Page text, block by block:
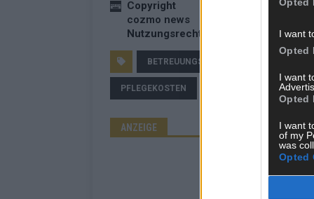
I want
Opted
I want
Opted
I want
of my
was
Opted
Copyright
cozmo news
Nutzungsrechte erwerben?
BETREUUNGSKRÄFTE AUSLAND
PFLEGEKOSTEN
ANZEIGE